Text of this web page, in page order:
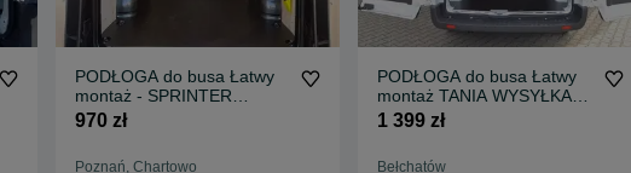
PODŁOGA do busa Łatwy
montaż - SPRINTER
wszystkie modele !!
970 zł
Poznań, Chartowo
PODŁOGA do busa Łatwy
montaż TANIA WYSYŁKA
Zabudowa T CUSTOM L2 !!
1 399 zł
Bełchatów